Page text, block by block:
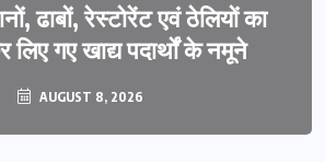
ढाबों, रेस्टोरेंट एवं ठेलियों का
लिए गए खाद्य पदार्थों के नमूने
AUGUST 8, 2026